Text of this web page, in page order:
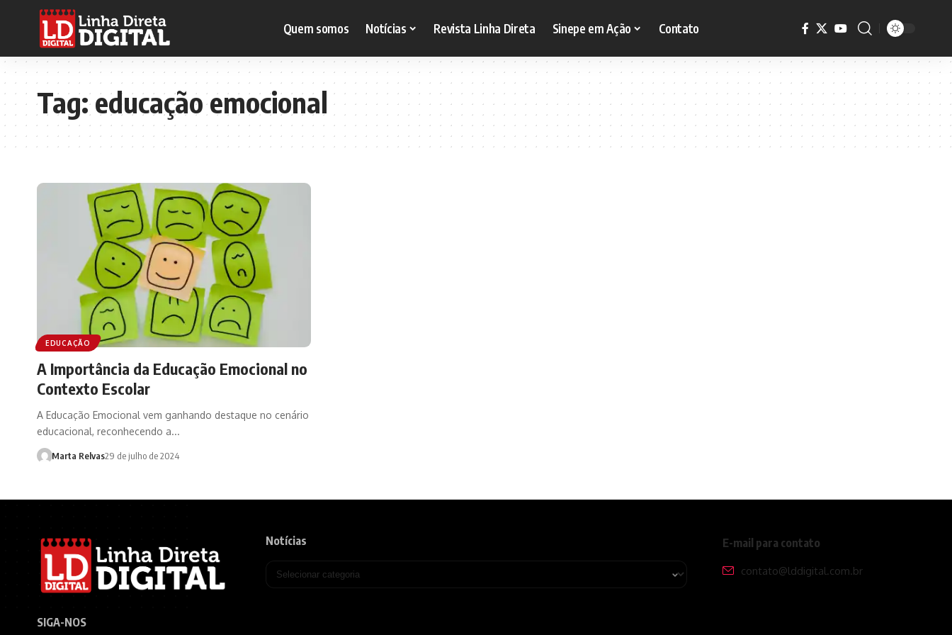
Quem somos Notícias Revista Linha Direta Sinepe em Ação Contato
Tag:educação emocional
EDUCAÇÃO
A Importância da Educação Emocional no
Contexto Escolar
A Educação Emocional vem ganhando destaque no cenário
educacional, reconhecendo a...
Marta Relvas29 de julho de 2024
SIGA-NOS
Notícias E-mail para contato
contato@lddigital.com.br